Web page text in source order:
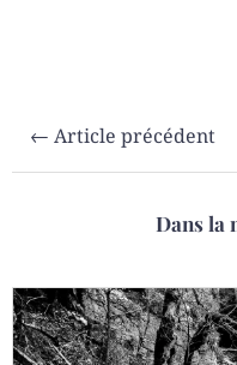
← Article précédent
Dans la